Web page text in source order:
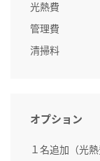
光熱費
管理費
清掃料
オプション
１名追加（光熱